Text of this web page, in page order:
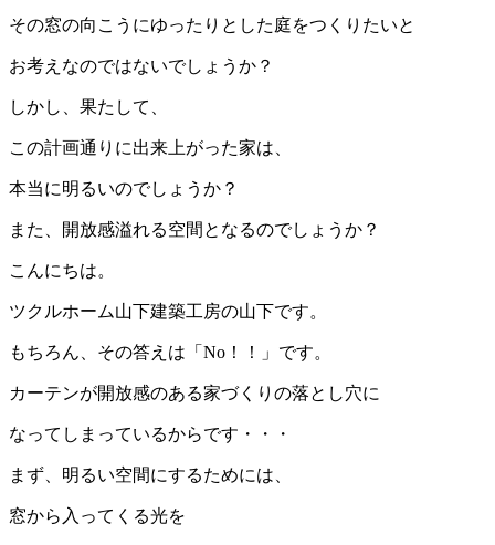
その窓の向こうにゆったりとした庭をつくりたいと
お考えなのではないでしょうか？
しかし、果たして、
この計画通りに出来上がった家は、
本当に明るいのでしょうか？
また、開放感溢れる空間となるのでしょうか？
こんにちは。
ツクルホーム山下建築工房の山下です。
もちろん、その答えは「No！！」です。
カーテンが開放感のある家づくりの落とし穴に
なってしまっているからです・・・
まず、明るい空間にするためには、
窓から入ってくる光を